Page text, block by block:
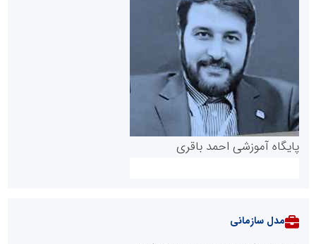
پایگاه آموزشی احمد باقری
مدل سازمانی